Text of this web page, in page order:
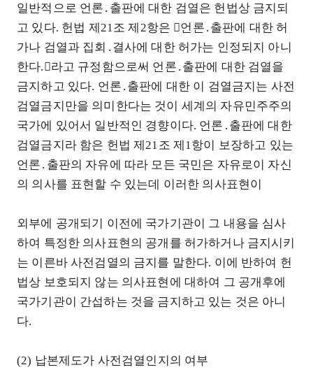
일반적으로 언론․출판에 대한 검열은 헌법상 금지되
고 있다. 헌법 제21조 제2항은 󰡒언론․출판에 대한 허
가나 검열과 집회․결사에 대한 허가는 인정되지 아니
한다.󰡓라고 규정함으로써 언론․출판에 대한 검열을
금지하고 있다. 언론․출판에 대한 이 검열금지는 사전
검열금지만을 의미한다는 것이 세계의 자유민주주의
국가에 있어서 일반적인 경향이다. 언론․출판에 대한
검열금지라 함은 헌법 제21조 제1항이 보장하고 있는
언론․출판의 자유에 따라 모든 국민은 자유로이 자신
의 의사를 표현할 수 있는데 이러한 의사표현이
외부에 공개되기 이전에 국가기관이 그 내용을 심사
하여 특정한 의사표현의 공개를 허가하거나 금지시키
는 이른바 사전검열의 금지를 말한다. 이에 반하여 헌
법상 보호되지 않는 의사표현에 대하여 그 공개후에
국가기관이 간섭하는 것을 금지하고 있는 것은 아니
다.
(2) 납본제도가 사전검열인지의 여부